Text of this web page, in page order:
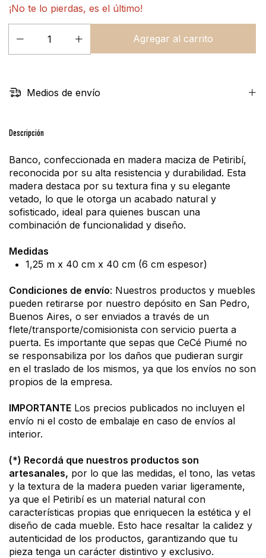
¡No te lo pierdas, es el último!
Medios de envío
Descripción
Banco, confeccionada en madera maciza de Petiribí,
reconocida por su alta resistencia y durabilidad. Esta
madera destaca por su textura fina y su elegante
vetado, lo que le otorga un acabado natural y
sofisticado, ideal para quienes buscan una
combinación de funcionalidad y diseño.
Medidas
1,25 m x 40 cm x 40 cm (6 cm espesor)
Condiciones de envío: Nuestros productos y muebles
pueden retirarse por nuestro depósito en San Pedro,
Buenos Aires, o ser enviados a través de un
flete/transporte/comisionista con servicio puerta a
puerta. Es importante que sepas que CeCé Piumé no
se responsabiliza por los daños que pudieran surgir
en el traslado de los mismos, ya que los envíos no son
propios de la empresa.
IMPORTANTE Los precios publicados no incluyen el
envío ni el costo de embalaje en caso de envíos al
interior.
(*) Recordá que nuestros productos son
artesanales, por lo que las medidas, el tono, las vetas
y la textura de la madera pueden variar ligeramente,
ya que el Petiribí es un material natural con
características propias que enriquecen la estética y el
diseño de cada mueble. Esto hace resaltar la calidez y
autenticidad de los productos, garantizando que tu
pieza tenga un carácter distintivo y exclusivo.